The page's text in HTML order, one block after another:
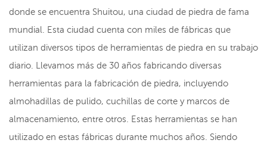
donde se encuentra Shuitou, una ciudad de piedra de fama
mundial. Esta ciudad cuenta con miles de fábricas que
utilizan diversos tipos de herramientas de piedra en su trabajo
diario. Llevamos más de 30 años fabricando diversas
herramientas para la fabricación de piedra, incluyendo
almohadillas de pulido, cuchillas de corte y marcos de
almacenamiento, entre otros. Estas herramientas se han
utilizado en estas fábricas durante muchos años. Siendo